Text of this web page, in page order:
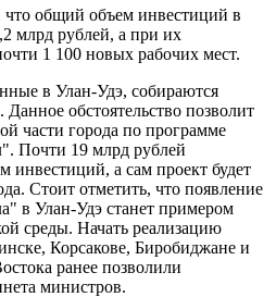
что общий объем инвестиций в
млрд рублей, а при их
1 100 новых рабочих мест.
в Улан-Удэ, собираются
обстоятельство позволит
части города по программе
Почти 19 млрд рублей
инвестиций, а сам проект будет
Стоит отметить, что появление
в Улан-Удэ станет примером
среды. Начать реализацию
Корсакове, Биробиджане и
ранее позволили
министров.